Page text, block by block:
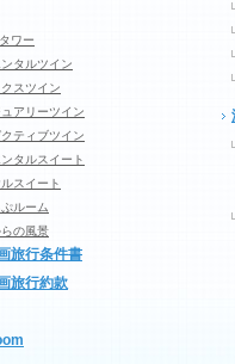
ワー
タルツイン
スツイン
アリーツイン
ティブツイン
タルスイート
スイート
ルーム
の風景
旅行条件書
旅行約款